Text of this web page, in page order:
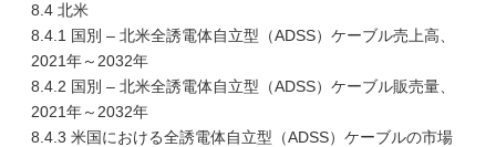
8.4 北米
8.4.1 国別 – 北米全誘電体自立型（ADSS）ケーブル売上高、
2021年～2032年
8.4.2 国別 – 北米全誘電体自立型（ADSS）ケーブル販売量、
2021年～2032年
8.4.3 米国における全誘電体自立型（ADSS）ケーブルの市場